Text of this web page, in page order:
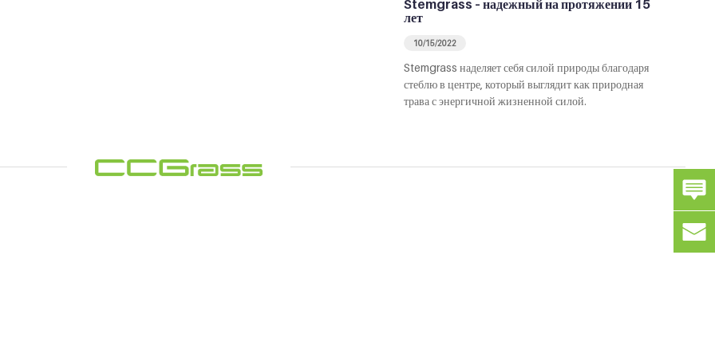
Stemgrass – надежный на протяжении 15
лет
10/15/2022
Stemgrass наделяет себя силой природы благодаря
стеблю в центре, который выглядит как природная
трава с энергичной жизненной силой.